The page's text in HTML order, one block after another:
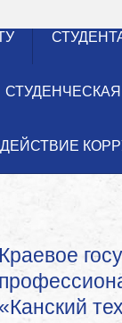
Краевое
«Канский